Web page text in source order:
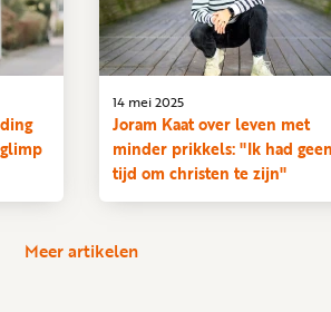
Joram Kaat over leven met
minder prikkels: "Ik had geen
tijd om christen te zijn"
14 mei 2025
Meer artikelen